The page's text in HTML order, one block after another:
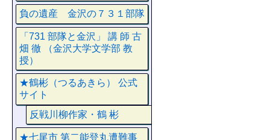
負の遺産 金沢の７３１部隊
「731 部隊と金沢」 講 師 古
畑 徹 （金沢大学文学部 教
授）
★鶴彬（つるあきら） 公式
サイト
反戦川柳作家・鶴 彬
★七尾市 第二能登丸遭難事